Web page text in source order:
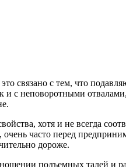
связано с тем, что
с неповоротными
хотя и не всегда
часто перед
дороже.
подъемных талей и